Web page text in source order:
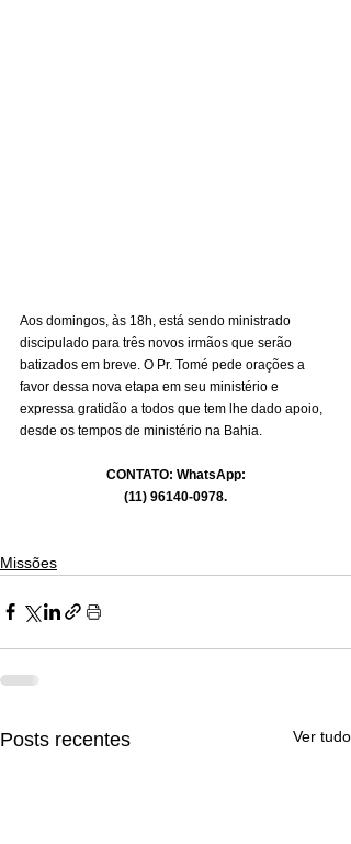
Aos domingos, às 18h, está sendo ministrado
discipulado para três novos irmãos que serão
batizados em breve. O Pr. Tomé pede orações a
favor dessa nova etapa em seu ministério e
expressa gratidão a todos que tem lhe dado apoio,
desde os tempos de ministério na Bahia.
CONTATO: WhatsApp:
(11) 96140-0978.
Missões
Posts recentes Ver tudo